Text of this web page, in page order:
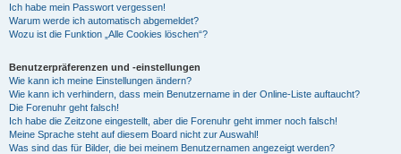
Ich habe mein Passwort vergessen!
Warum werde ich automatisch abgemeldet?
Wozu ist die Funktion „Alle Cookies löschen“?
Benutzerpräferenzen und -einstellungen
Wie kann ich meine Einstellungen ändern?
Wie kann ich verhindern, dass mein Benutzername in der Online-Liste auftaucht?
Die Forenuhr geht falsch!
Ich habe die Zeitzone eingestellt, aber die Forenuhr geht immer noch falsch!
Meine Sprache steht auf diesem Board nicht zur Auswahl!
Was sind das für Bilder, die bei meinem Benutzernamen angezeigt werden?